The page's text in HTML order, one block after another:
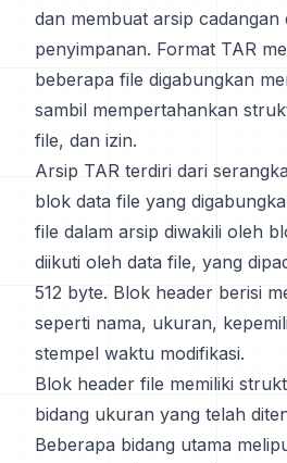
dan membuat arsip cadangan
penyimpanan. Format TAR
beberapa file digabungkan
sambil mempertahankan
file, dan izin.
Arsip TAR terdiri dari
blok data file yang
file dalam arsip diwakili oleh
diikuti oleh data file, yang
512 byte. Blok header berisi
seperti nama, ukuran,
stempel waktu modifikasi.
Blok header file memiliki
bidang ukuran yang telah
Beberapa bidang utama